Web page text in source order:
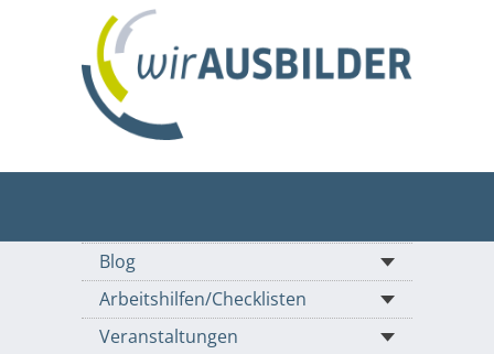
Blog
Arbeitshilfen/Checklisten
Veranstaltungen